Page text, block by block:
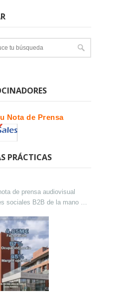
Nota de Prensa
PRÁCTICAS
de prensa audiovisual
sociales B2B de la mano de